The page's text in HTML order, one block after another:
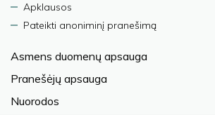
Apklausos
Pateikti anoniminį pranešimą
Asmens duomenų apsauga
Pranešėjų apsauga
Nuorodos